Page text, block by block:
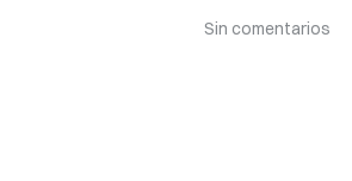
Sin comentarios